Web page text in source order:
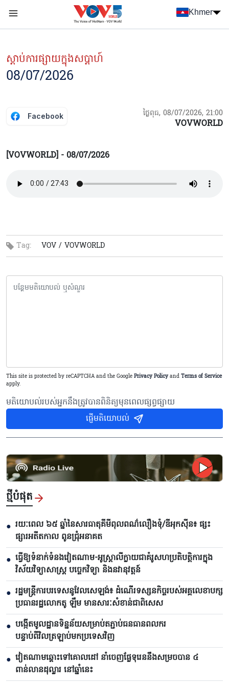
Nhảy đến nội dung
Khmer
ស្ដាប់ការផ្សាយក្នុងសប្ដាហ៍
08/07/2026
Facebook ថ្ងៃពុធ, 08/07/2026, 21:00
VOVWORLD
[VOVWORLD] - 08/07/2026
Tag: VOV / VOVWORLD
This site is protected by reCAPTCHA and the Google Privacy Policy and Terms of Service
apply.
មតិយោបល់របស់អ្នកនឹងត្រូវបានពិនិត្យមុនពេលផ្សព្វផ្សាយ
ផ្ញើមតិយោបល់
ថ្មីបំផុត
● រយៈពេល ៦៥ ឆ្នាំនៃសារធាតុគីមីពុលពណ៌លឿងទុំ/ឌីអុកស៊ីន៖ ផ្សះ
ផ្សារអតីតកាល ពូនជ្រុំអនាគត
● ធ្វើឱ្យទំនាក់ទំនងវៀតណាម-អូស្ត្រាលីក្លាយជាគំរូសហប្រតិបត្តិការក្នុង
វិស័យវិទ្យាសាស្ត្រ បច្ចេកវិទ្យា និងនវានុវត្តន៍
● រដ្ឋមន្ត្រីការបរទេសនូវែលសេឡង់៖ ដំណើរទស្សនកិច្ចរបស់អគ្គលេខាបក្ស
ប្រធានរដ្ឋលោកតូ ឡឹម មានសារៈសំខាន់ជាពិសេស
● បង្កើតមូលដ្ឋានទិន្នន័យសម្រាប់តភ្ជាប់ធនធានពលករ
បន្ទាប់ពីវិលត្រឡាប់មកប្រទេសវិញ
● វៀតណាមឆ្ពោះទៅគោលដៅ នាំចេញផ្លែទុរេននឹងសម្រចបាន ៤
ពាន់លានដុល្លារ នៅឆ្នាំនេះ